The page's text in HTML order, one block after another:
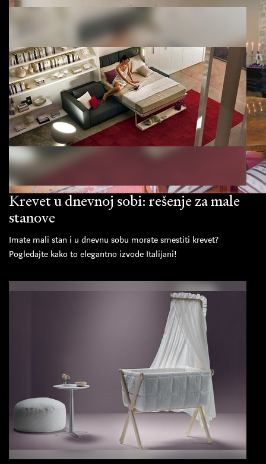
Krevet u dnevnoj sobi: rešenje za male
stanove
Imate mali stan i u dnevnu sobu morate smestiti krevet?
Pogledajte kako to elegantno izvode Italijani!